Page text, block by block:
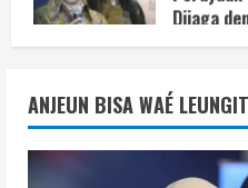
1
2
Situasi
Waspadai
August
ANJEUN BISA WAÉ LEUNGIT